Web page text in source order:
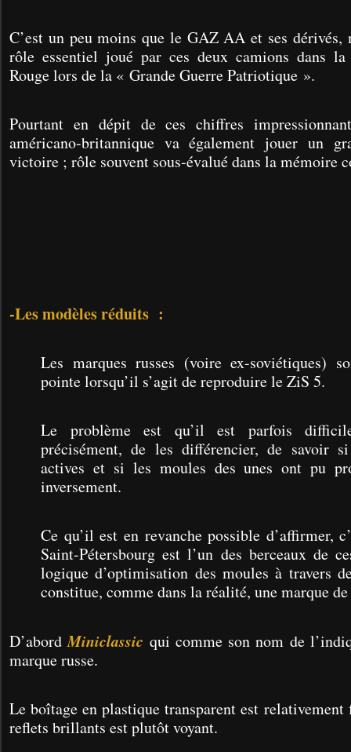
C’est un peu moins que le GAZ AA et ses
rôle essentiel joué par ces deux camions dans
Rouge lors de la « Grande Guerre Patriotique ».
Pourtant en dépit de ces chiffres
américano-britannique va également jouer un
victoire ; rôle souvent sous-évalué dans la mémoire
-Les modèles réduits :
Les marques russes (voire ex-soviétiques)
pointe lorsqu’il s’agit de reproduire le ZiS 5.
Le problème est qu’il est parfois
précisément, de les différencier, de savoir
actives et si les moules des unes ont pu
inversement.
Ce qu’il est en revanche possible d’affirmer,
Saint-Pétersbourg est l’un des berceaux de
logique d’optimisation des moules à travers
constitue, comme dans la réalité, une marque
D’abordMiniclassic qui comme son nom de
marque russe.
Le boîtage en plastique transparent est
reflets brillants est plutôt voyant.